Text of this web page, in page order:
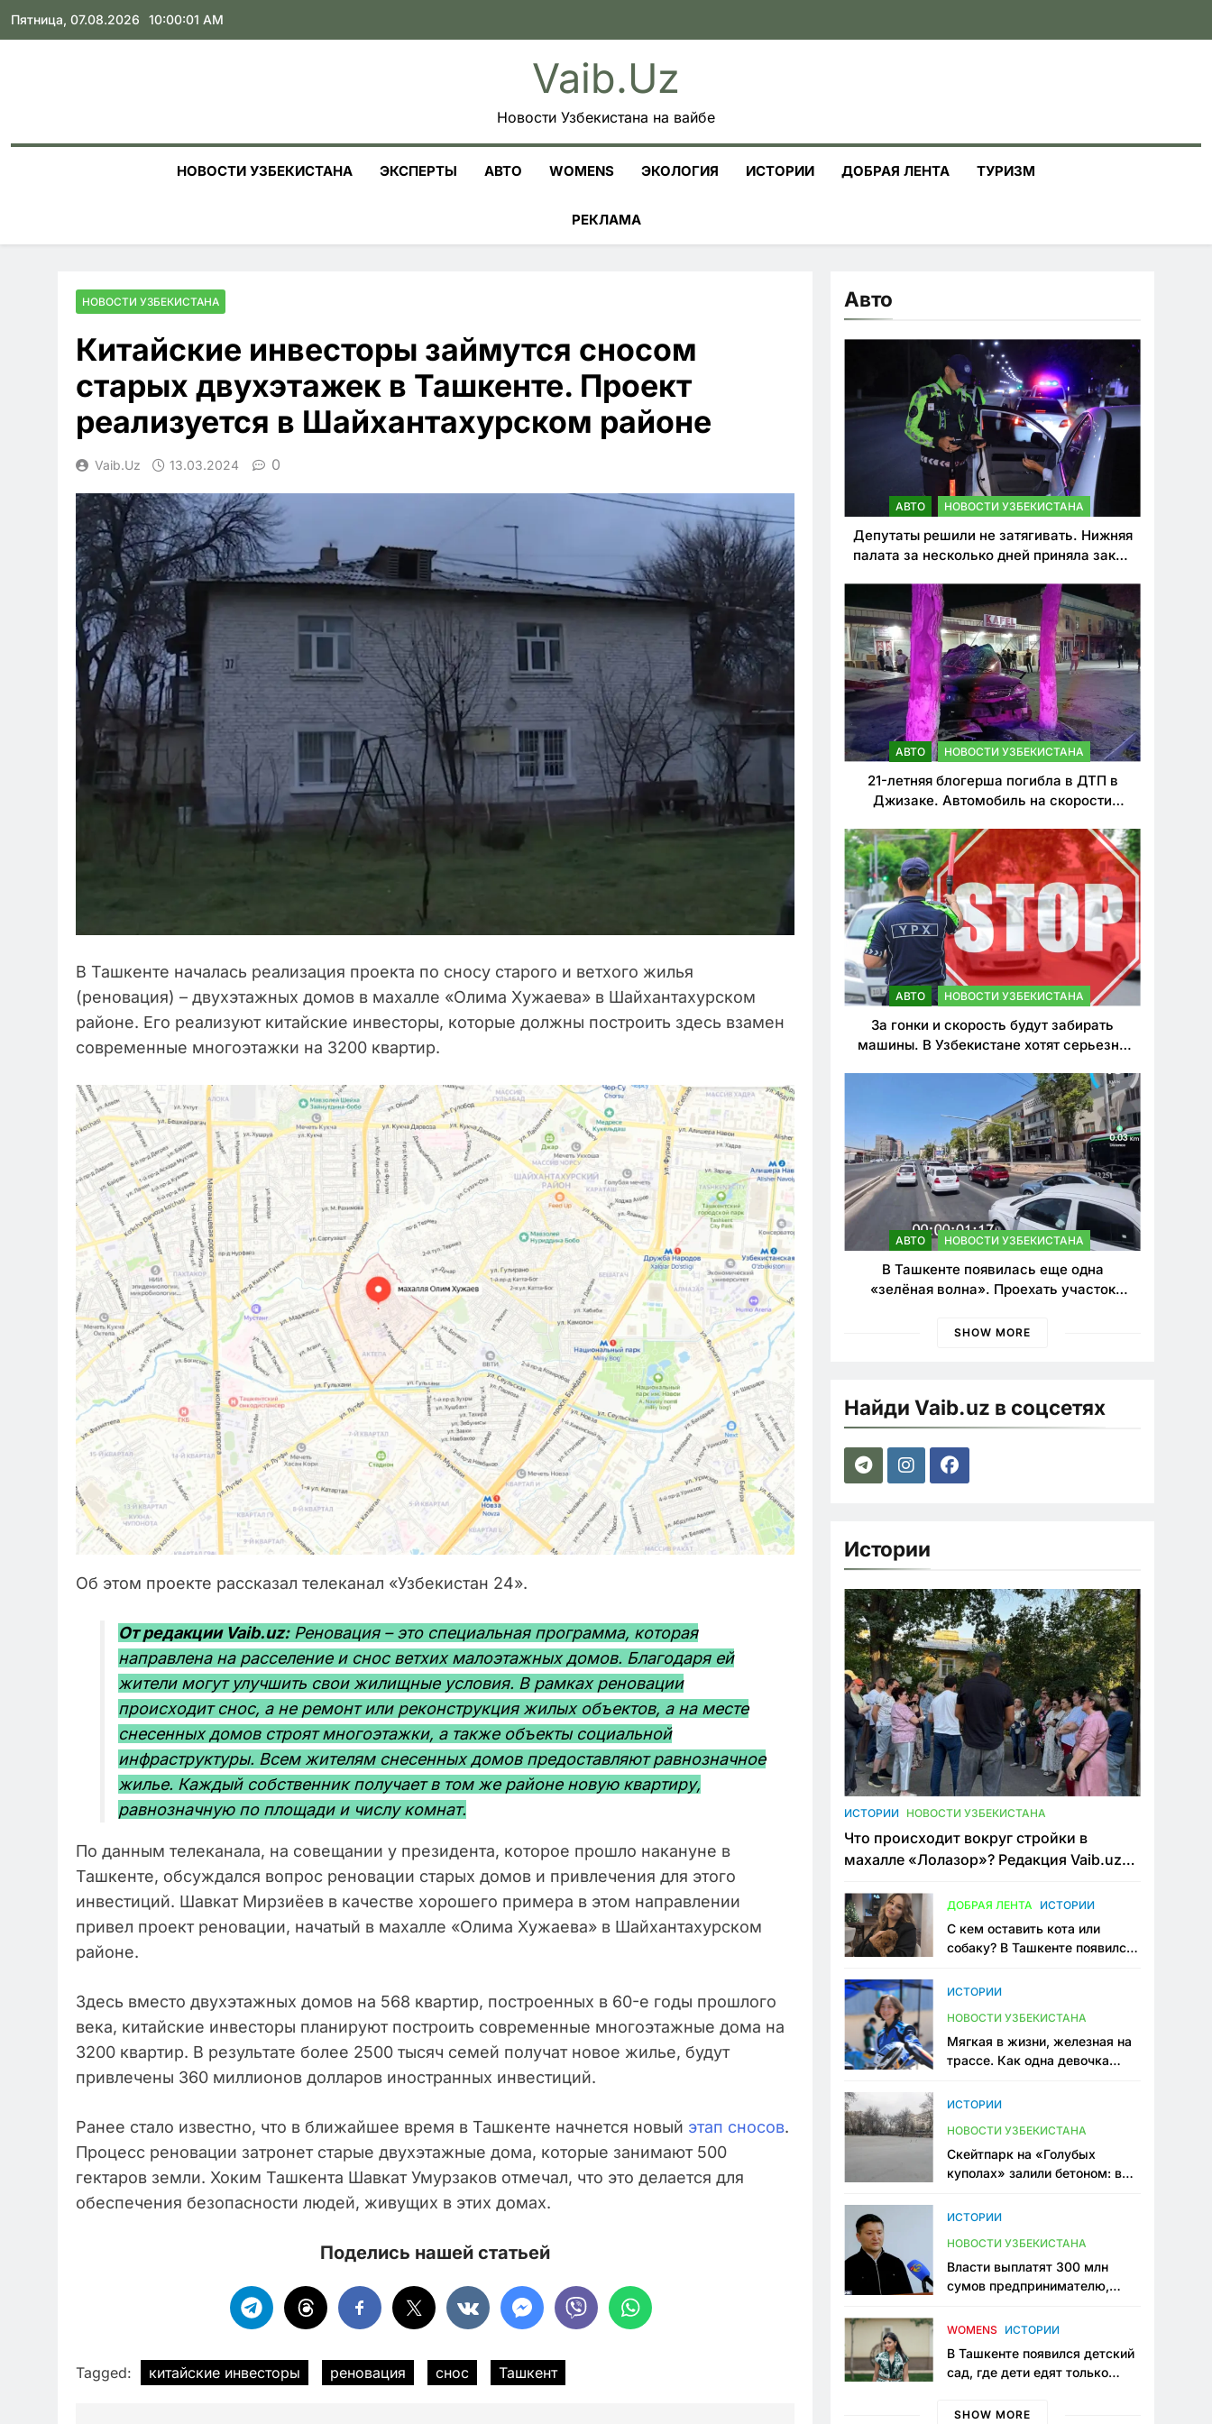
Skip
Пятница, 07.08.2026 10:00:02 AM
Vaib.uz
Новости Узбекистана на вайбе
НОВОСТИ УЗБЕКИСТАНА ЭКСПЕРТЫ АВТО WOMENS ЭКОЛОГИЯ ИСТОРИИ ДОБРАЯ ЛЕНТА ТУРИЗМ
РЕКЛАМА
НОВОСТИ УЗБЕКИСТАНА
Китайские инвесторы займутся сносом
старых двухэтажек в Ташкенте. Проект
реализуется в Шайхантахурском районе
Vaib.uz 13.03.2024 0
В Ташкенте началась реализация проекта по сносу старого и ветхого жилья
(реновация) – двухэтажных домов в махалле «Олима Хужаева» в Шайхантахурском
районе. Его реализуют китайские инвесторы, которые должны построить здесь взамен
современные многоэтажки на 3200 квартир.
Об этом проекте рассказал телеканал «Узбекистан 24».
От редакции Vaib.uz:Реновация – это специальная программа, которая
направлена на расселение и снос ветхих малоэтажных домов. Благодаря ей
жители могут улучшить свои жилищные условия. В рамках реновации
происходит снос, а не ремонт или реконструкция жилых объектов, а на месте
снесенных домов строят многоэтажки, а также объекты социальной
инфраструктуры. Всем жителям снесенных домов предоставляют равнозначное
жилье. Каждый собственник получает в том же районе новую квартиру,
равнозначную по площади и числу комнат.
По данным телеканала, на совещании у президента, которое прошло накануне в
Ташкенте, обсуждался вопрос реновации старых домов и привлечения для этого
инвестиций. Шавкат Мирзиёев в качестве хорошего примера в этом направлении
привел проект реновации, начатый в махалле «Олима Хужаева» в Шайхантахурском
районе.
Здесь вместо двухэтажных домов на 568 квартир, построенных в 60-е годы прошлого
века, китайские инвесторы планируют построить современные многоэтажные дома на
3200 квартир. В результате более 2500 тысяч семей получат новое жилье, будут
привлечены 360 миллионов долларов иностранных инвестиций.
Ранее стало известно, что в ближайшее время в Ташкенте начнется новый этап сносов.
Процесс реновации затронет старые двухэтажные дома, которые занимают 500
гектаров земли. Хоким Ташкента Шавкат Умурзаков отмечал, что это делается для
обеспечения безопасности людей, живущих в этих домах.
Поделись нашей статьей
Tagged: китайские инвесторы реновация снос Ташкент
Авто
АВТО НОВОСТИ УЗБЕКИСТАНА
Депутаты решили не затягивать. Нижняя
палата за несколько дней приняла закон
нарушителей ПДД
АВТО НОВОСТИ УЗБЕКИСТАНА
21-летняя блогерша погибла в ДТП в
Джизаке. Автомобиль на скорости
АВТО НОВОСТИ УЗБЕКИСТАНА
За гонки и скорость будут забирать
машины. В Узбекистане хотят серьезно
АВТО НОВОСТИ УЗБЕКИСТАНА
В Ташкенте появилась еще одна
«зелёная волна». Проехать участок
SHOW MORE
Найди Vaib.uz в соцсетях
Истории
ИСТОРИИ НОВОСТИ УЗБЕКИСТАНА
Что происходит вокруг стройки в
махалле «Лолазор»? Редакция Vaib.uz
конфликта
ДОБРАЯ ЛЕНТА ИСТОРИИ
С кем оставить кота или
собаку? В Ташкенте появился
ИСТОРИИ
НОВОСТИ УЗБЕКИСТАНА
Мягкая в жизни, железная на
трассе. Как одна девочка
Узбекистане
ИСТОРИИ
НОВОСТИ УЗБЕКИСТАНА
Скейтпарк на «Голубых
куполах» залили бетоном: в
одно общественное
ИСТОРИИ
НОВОСТИ УЗБЕКИСТАНА
Власти выплатят 300 млн
сумов предпринимателю,
тюрьме по незаконному
WOMENS ИСТОРИИ
В Ташкенте появился детский
сад, где дети едят только
мама, которая устала просить
SHOW MORE